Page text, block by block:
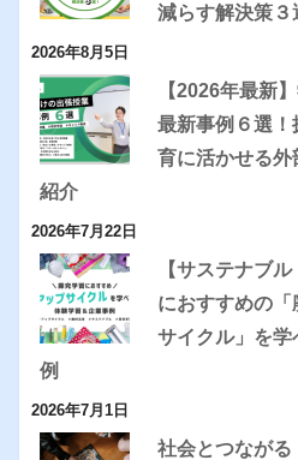
減らす解決策３
2026年8月5日
【2026年最新
最新事例６選
育に活かせる
紹介
2026年7月22日
【サステナブ
におすすめの
サイクル」を
例
2026年7月1日
社会とつながる